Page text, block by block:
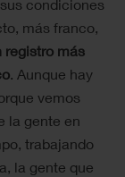
condiciones
más franco,
registro más
. Aunque hay
vemos
la gente en
trabajando
la gente que